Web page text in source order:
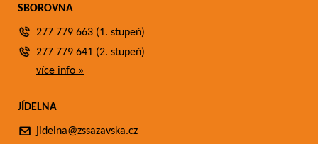
SBOROVNA
277 779 663 (1. stupeň)
277 779 641 (2. stupeň)
více info »
JÍDELNA
jidelna@zssazavska.cz